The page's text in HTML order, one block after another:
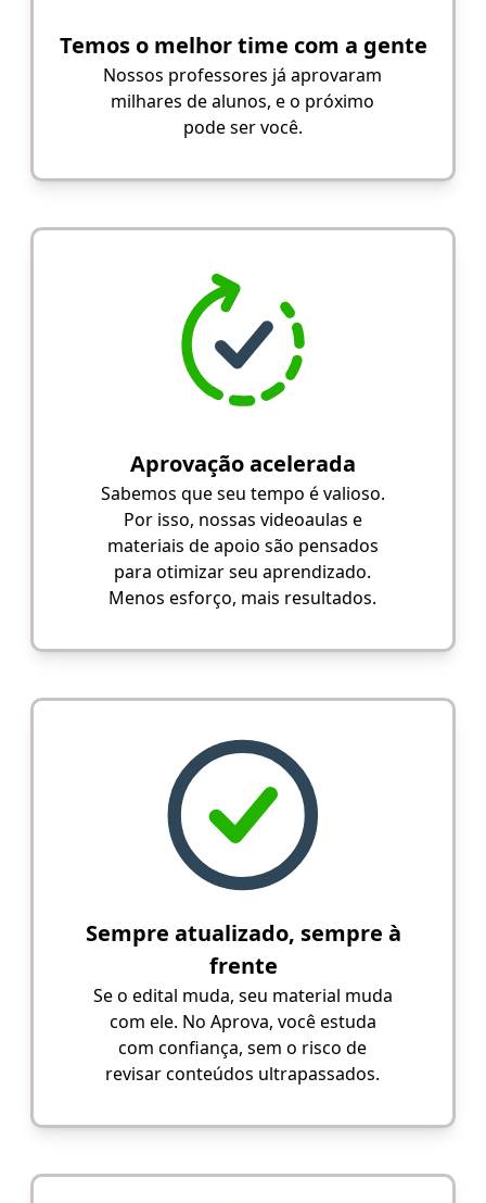
Temos o melhor time com a gente
Nossos professores já aprovaram
milhares de alunos, e o próximo
pode ser você.
Aprovação acelerada
Sabemos que seu tempo é valioso.
Por isso, nossas videoaulas e
materiais de apoio são pensados
para otimizar seu aprendizado.
Menos esforço, mais resultados.
Sempre atualizado, sempre à
frente
Se o edital muda, seu material muda
com ele. No Aprova, você estuda
com confiança, sem o risco de
revisar conteúdos ultrapassados.